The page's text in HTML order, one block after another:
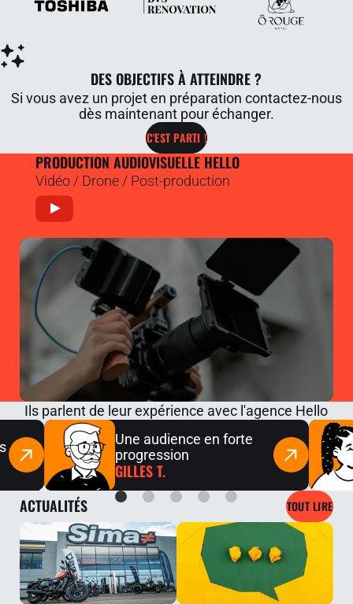
DES OBJECTIFS À ATTEINDRE ?
Si vous avez un projet en préparation contactez-nous
dès maintenant pour échanger.
C'EST PARTI !
PRODUCTION AUDIOVISUELLE HELLO
Vidéo / Drone / Post-production
Ils parlent de leur expérience avec l'agence Hello
Une audience en forte
progression
GILLES T.
ACTUALITÉS TOUT LIRE